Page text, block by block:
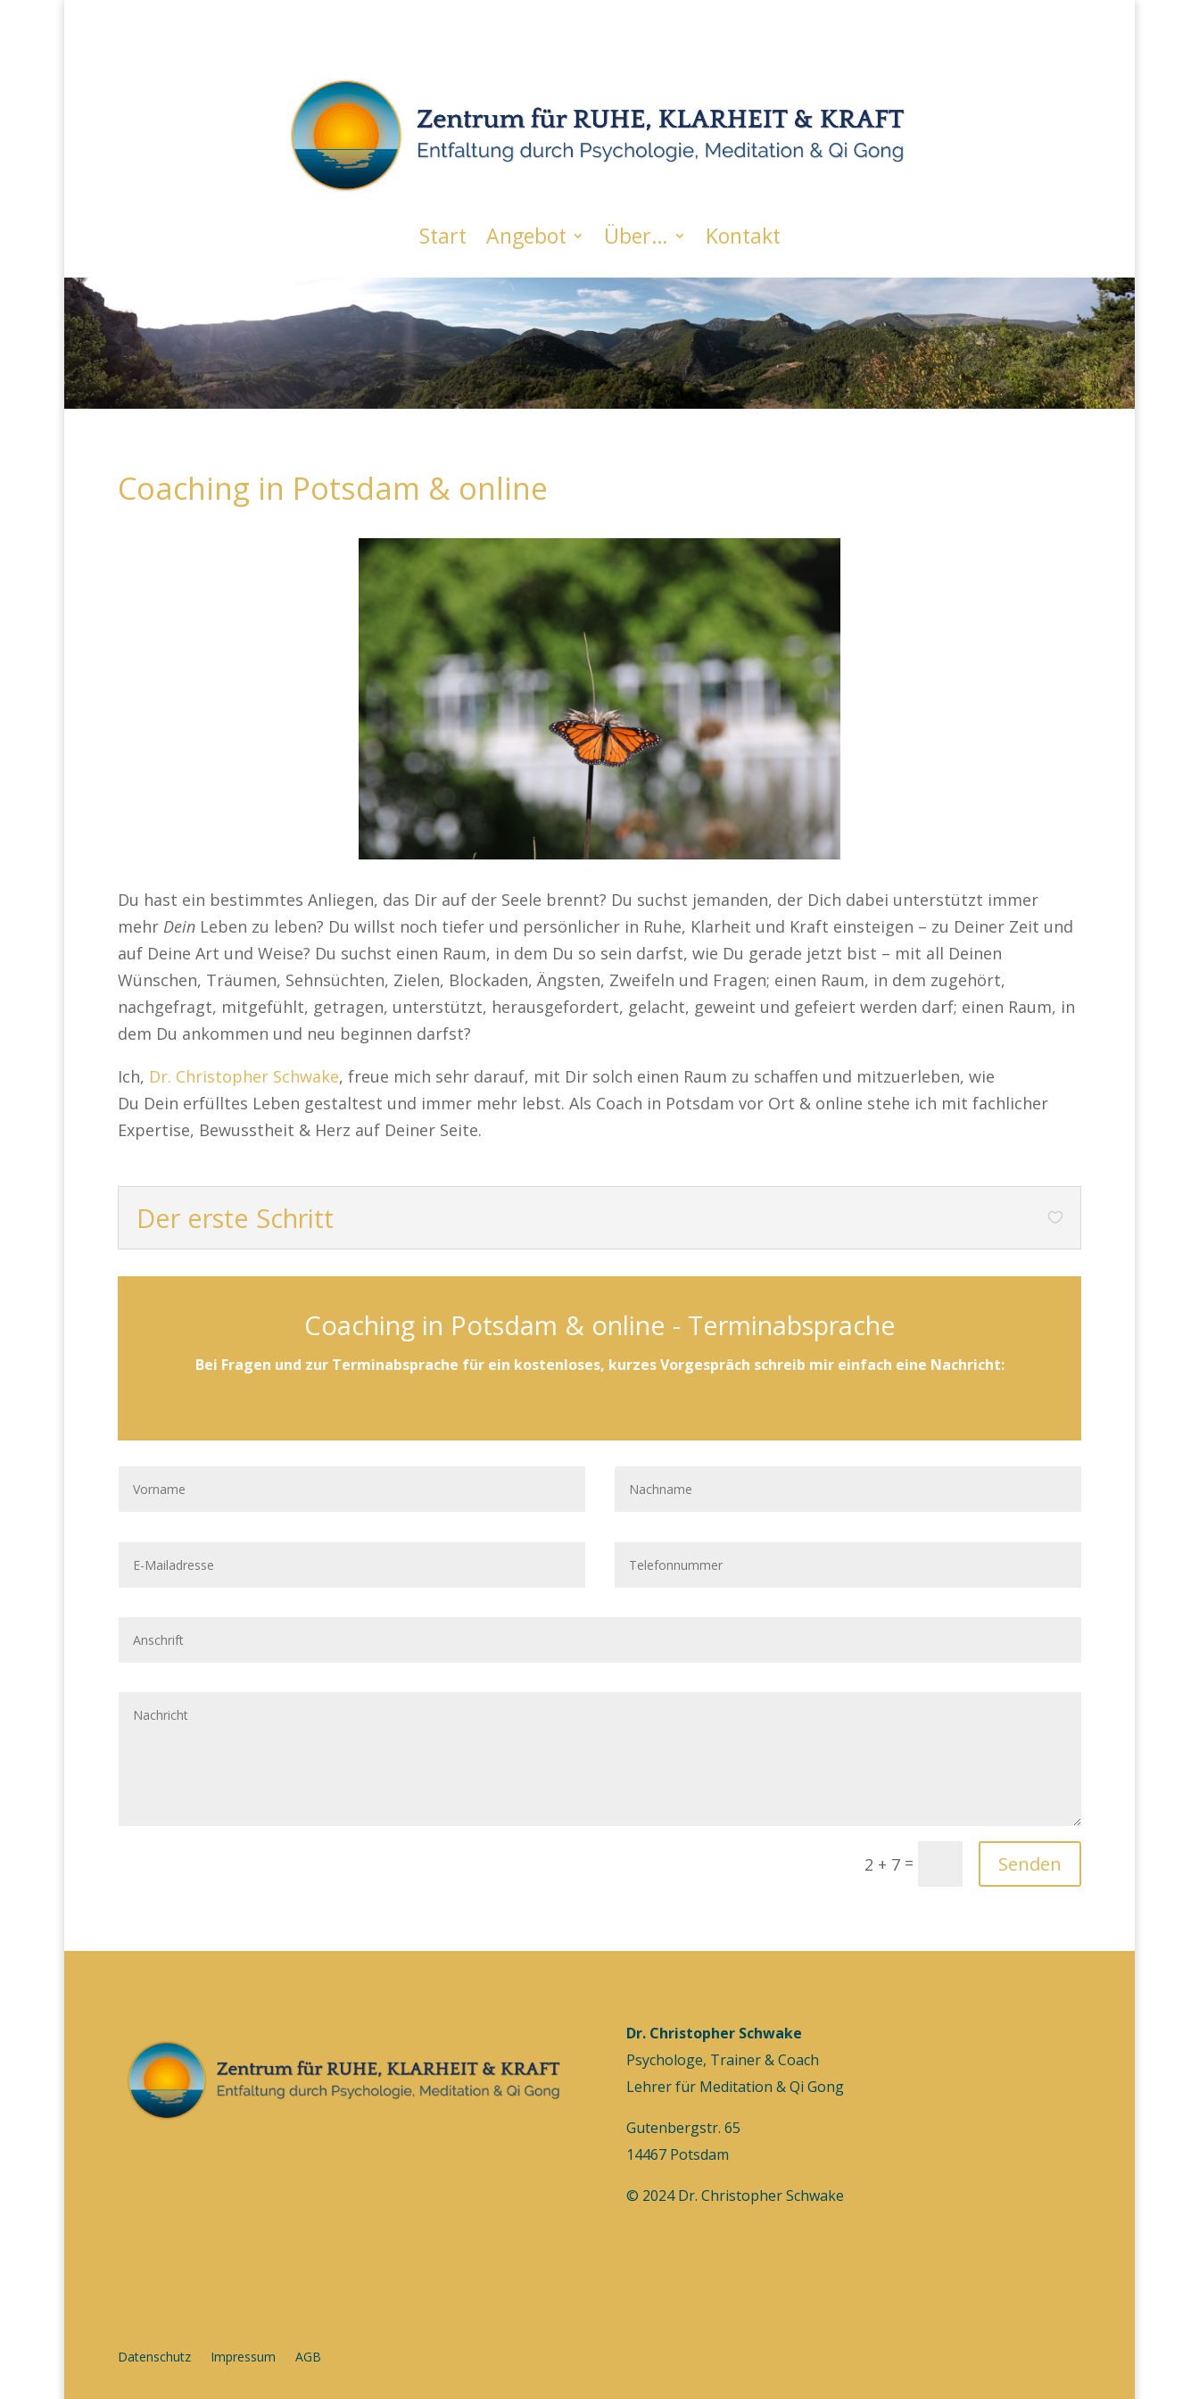
Start Angebot Über… Kontakt
Coaching in Potsdam & online
Du hast ein bestimmtes Anliegen, das Dir auf der Seele brennt? Du suchst jemanden, der Dich dabei unterstützt immer
mehr Dein Leben zu leben? Du willst noch tiefer und persönlicher in Ruhe, Klarheit und Kraft einsteigen – zu Deiner Zeit und
auf Deine Art und Weise? Du suchst einen Raum, in dem Du so sein darfst, wie Du gerade jetzt bist – mit all Deinen
Wünschen, Träumen, Sehnsüchten, Zielen, Blockaden, Ängsten, Zweifeln und Fragen; einen Raum, in dem zugehört,
nachgefragt, mitgefühlt, getragen, unterstützt, herausgefordert, gelacht, geweint und gefeiert werden darf; einen Raum, in
dem Du ankommen und neu beginnen darfst?
Ich, Dr. Christopher Schwake, freue mich sehr darauf, mit Dir solch einen Raum zu schaffen und mitzuerleben, wie
Du Dein erfülltes Leben gestaltest und immer mehr lebst. Als Coach in Potsdam vor Ort & online stehe ich mit fachlicher
Expertise, Bewusstheit & Herz auf Deiner Seite.
Der erste Schritt
Coaching in Potsdam & online - Terminabsprache
Bei Fragen und zur Terminabsprache für ein kostenloses, kurzes Vorgespräch schreib mir einfach eine Nachricht:
2 + 7 = Senden
Dr. Christopher Schwake
Psychologe, Trainer & Coach
Lehrer für Meditation & Qi Gong
Gutenbergstr. 65
14467 Potsdam
© 2024 Dr. Christopher Schwake
Datenschutz Impressum AGB